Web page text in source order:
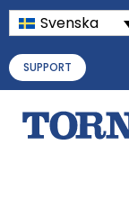
Svenska
SUPPORT